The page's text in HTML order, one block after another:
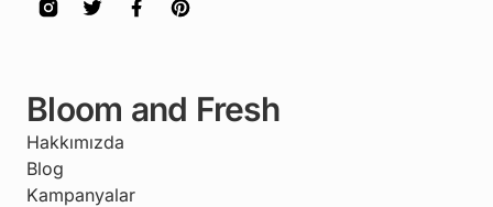
Bloom and Fresh
Hakkımızda
Blog
Kampanyalar